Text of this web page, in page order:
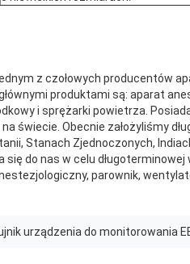
z czołowych producentów
produktami są: aparat
i sprężarki powietrza.
na świecie. Obecnie założyliśmy
Stanach Zjednoczonych,
do nas w celu
parownik,
urządzenia do monitorowania